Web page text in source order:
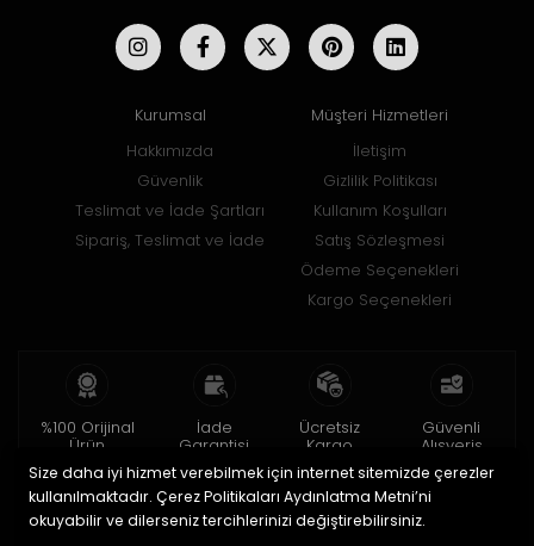
Kurumsal
Hakkımızda
Güvenlik
Teslimat ve İade Şartları
Sipariş, Teslimat ve İade
Müşteri Hizmetleri
İletişim
Gizlilik Politikası
Kullanım Koşulları
Satış Sözleşmesi
Ödeme Seçenekleri
Kargo Seçenekleri
%100 Orijinal
Ürün
2 yıl garanti
İade
Garantisi
15 gün içinde
iade
Ücretsiz
Kargo
150 TL ve üzeri
Güvenli
Alışveriş
256bit SSL ile
Size daha iyi hizmet verebilmek için internet sitemizde çerezler
kullanılmaktadır. Çerez Politikaları Aydınlatma Metni’ni
okuyabilir ve dilerseniz tercihlerinizi değiştirebilirsiniz.